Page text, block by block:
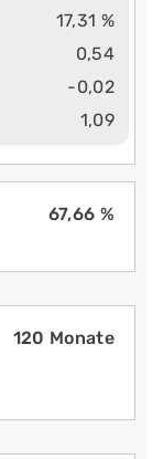
17,31 %
0,54
-0,02
1,09
67,66 %
120 Monate